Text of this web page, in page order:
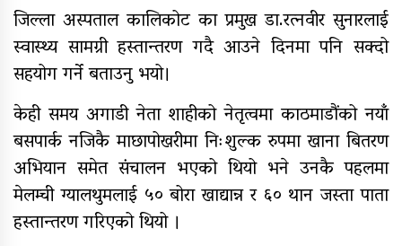
गर्भवतीको हेलिकप्टरबाट उद्धार
आर्थिक गणनाकाे लागि खटिए गणक
आजदेखि देशभर आर्थिक गणना सुरु हुँदै
जिल्ला अस्पताल कालिकोट का प्रमुख डा.रत्नवीर सुनारलाई
स्वास्थ्य सामग्री हस्तान्तरण गदै आउने दिनमा पनि सक्दो
सहयोग गर्ने बताउनु भयो।
केही समय अगाडी नेता शाहीको नेतृत्वमा काठमाडौंको नयाँ
बसपार्क नजिकै माछापोखरीमा निःशुल्क रुपमा खाना बितरण
अभियान समेत संचालन भएको थियो भने उनकै पहलमा
मेलम्ची ग्यालथुमलाई ५० बोरा खाद्यान्न र ६० थान जस्ता पाता
हस्तान्तरण गरिएको थियो ।